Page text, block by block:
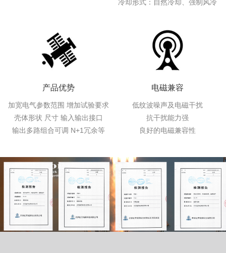
冷却形式：自然冷却、强制风冷
产品优势
加宽电气参数范围 增加试验要求
壳体形状 尺寸 输入输出接口
输出多路组合可调 N+1冗余等
电磁兼容
低纹波噪声及电磁干扰
抗干扰能力强
良好的电磁兼容性